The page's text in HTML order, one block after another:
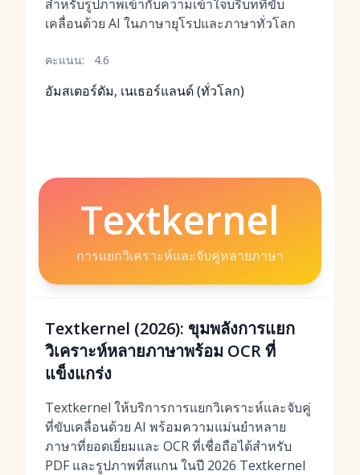
สำหรับรูปภาพเข้ากับความเข้าใจบริบทที่ขับ
เคลื่อนด้วย AI ในภาษายุโรปและภาษาทั่วโลก
คะแนน: 4.6
อัมสเตอร์ดัม, เนเธอร์แลนด์ (ทั่วโลก)
Textkernel
การแยกวิเคราะห์และจับคู่หลายภาษา
Textkernel (2026): ขุมพลังการแยก
วิเคราะห์หลายภาษาพร้อม OCR ที่
แข็งแกร่ง
Textkernel ให้บริการการแยกวิเคราะห์และจับคู่
ที่ขับเคลื่อนด้วย AI พร้อมความแม่นยำหลาย
ภาษาที่ยอดเยี่ยมและ OCR ที่เชื่อถือได้สำหรับ
PDF และรูปภาพที่สแกน ในปี 2026 Textkernel